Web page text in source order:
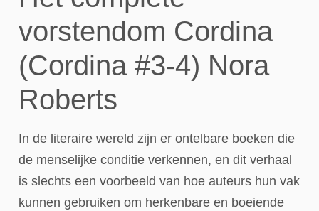
vorstendom Cordina
(Cordina #3-4) Nora
Roberts
In de literaire wereld zijn er ontelbare boeken die
de menselijke conditie verkennen, en dit verhaal
is slechts een voorbeeld van hoe auteurs hun vak
kunnen gebruiken om herkenbare en boeiende